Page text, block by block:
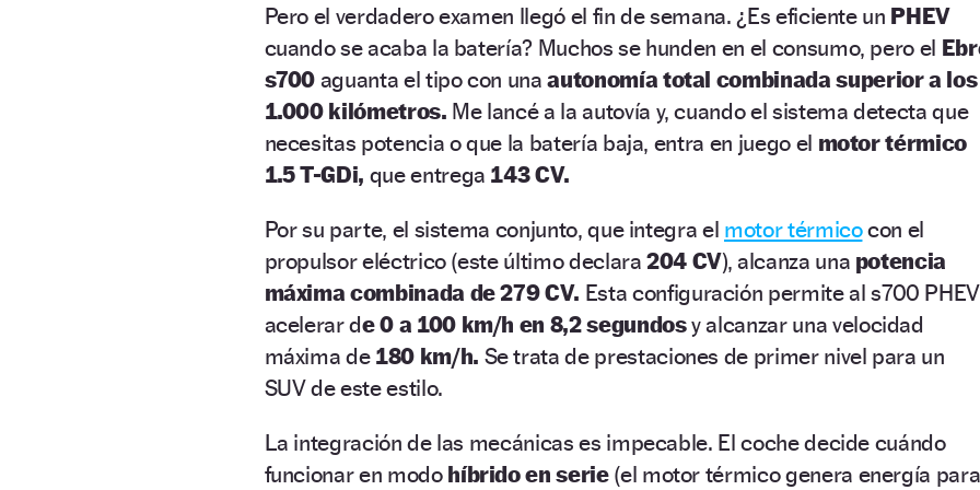
Pero el verdadero examen llegó el fin de semana. ¿Es eficiente un PHEV
cuando se acaba la batería? Muchos se hunden en el consumo, pero el
s700 aguanta el tipo con unaautonomía total combinada superior a los
1.000 kilómetros. Me lancé a la autovía y, cuando el sistema detecta que
necesitas potencia o que la batería baja, entra en juego el motor térmico
1.5 T-GDi, que entrega 143 CV.
Por su parte, el sistema conjunto, que integra el motor térmicocon el
propulsor eléctrico (este último declara204 CV), alcanza una potencia
máxima combinada de 279 CV. Esta configuración permite al s700 PHEV
acelerar de 0 a 100 km/h en 8,2 segundosy alcanzar una velocidad
máxima de 180 km/h. Se trata de prestaciones de primer nivel para un
SUV de este estilo.
La integración de las mecánicas es impecable. El coche decide cuándo
funcionar en modo híbrido en serie(el motor térmico genera energía para